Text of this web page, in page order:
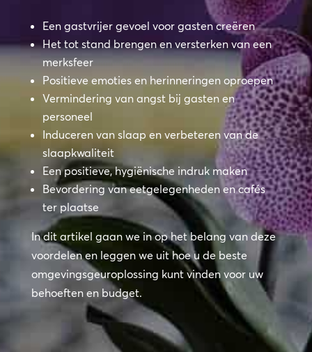
Een gastvrijer gevoel voor gasten creëren
Het tot stand brengen en versterken van een
merksfeer
Positieve emoties en herinneringen oproepen
Vermindering van angst bij gasten en
personeel
Induceren van slaap en verbeteren van de
slaapkwaliteit
Een positieve, hygiënische indruk maken
Bevordering van eetgelegenheden en cafés
ter plaatse
In dit artikel gaan we in op het belang van deze
voordelen en leggen we uit hoe u de beste
omgevingsgeuroplossing kunt vinden voor uw
behoeften en budget.